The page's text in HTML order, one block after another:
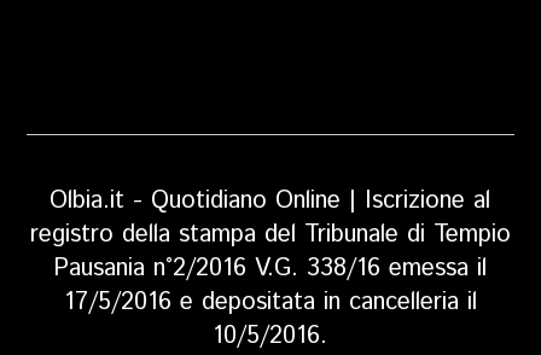
Olbia.it - Quotidiano Online | Iscrizione al
registro della stampa del Tribunale di Tempio
Pausania n°2/2016 V.G. 338/16 emessa il
17/5/2016 e depositata in cancelleria il
10/5/2016.